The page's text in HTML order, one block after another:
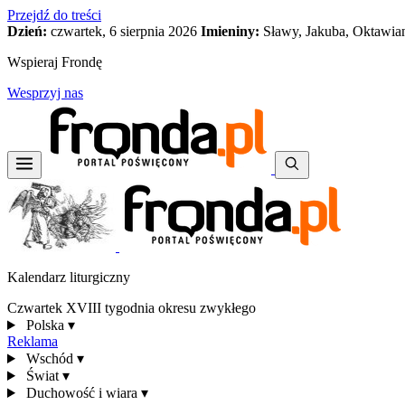
Przejdź do treści
Dzień: czwartek, 6 sierpnia 2026 Imieniny: Sławy, Jakuba,
Wspieraj Frondę
Wesprzyj nas
Kalendarz liturgiczny
Czwartek XVIII tygodnia okresu zwykłego
Polska ▾
Reklama
Wschód ▾
Świat ▾
Duchowość i wiara ▾